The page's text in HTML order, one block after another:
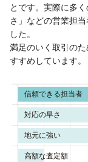
とです。実際に多
さ」などの営業担
した。
満足のいく取引の
すすめしています。